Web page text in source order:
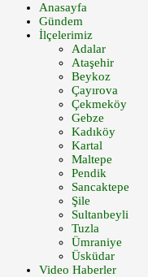
Anasayfa
Gündem
İlçelerimiz
Adalar
Ataşehir
Beykoz
Çayırova
Çekmeköy
Gebze
Kadıköy
Kartal
Maltepe
Pendik
Sancaktepe
Şile
Sultanbeyli
Tuzla
Ümraniye
Üsküdar
Video Haberler